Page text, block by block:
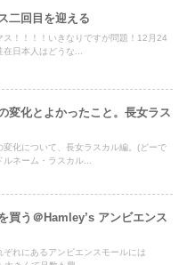
二回目を迎える
ス！！！！いきなりですが問題！12月24
日本人はどうな...
変化とよかったこと。長女ラス
変化について、長女ラスカル編。(どーで
ルネーム・ラスカル...
買う＠Hamley’s アンビエンス
ぞれにあるアンビエンスモールには